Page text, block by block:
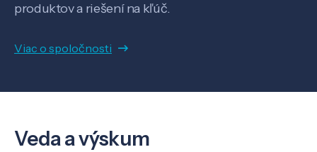
Veda a výskum
produktov a riešení na kľúč.
Viac o spoločnosti
Veda a výskum